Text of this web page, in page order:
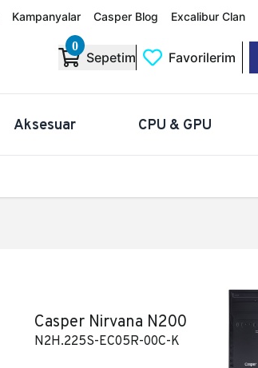
Kampanyalar Casper Blog Excalibur Clan
0
Sepetim Favorilerim
Aksesuar CPU & GPU
Casper Nirvana N200
N2H.225S-EC05R-00C-K